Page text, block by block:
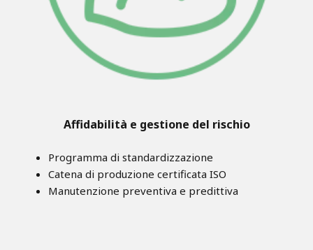
Affidabilità e gestione del rischio
Programma di standardizzazione
Catena di produzione certificata ISO
Manutenzione preventiva e predittiva